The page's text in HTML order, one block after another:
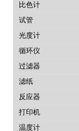
比色计
试管
光度计
循环仪
过滤器
滤纸
反应器
打印机
温度计